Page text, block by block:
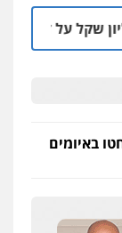
דירה השייכת
באיומים